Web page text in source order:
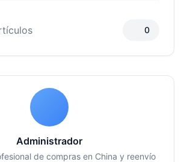
0
Administrador
de compras en China y reenvío